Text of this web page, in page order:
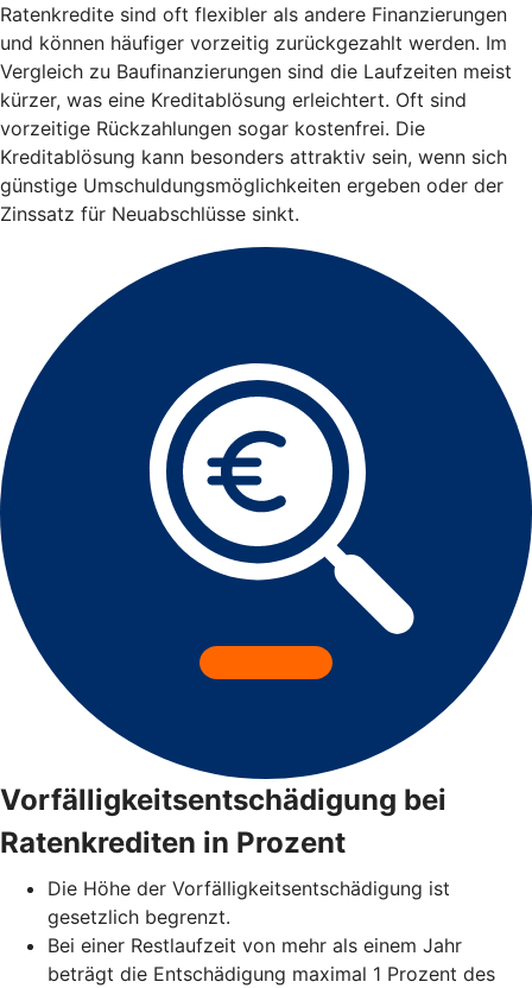
Ratenkredite sind oft flexibler als andere Finanzierungen
und können häufiger vorzeitig zurückgezahlt werden. Im
Vergleich zu Baufinanzierungen sind die Laufzeiten meist
kürzer, was eine Kreditablösung erleichtert. Oft sind
vorzeitige Rückzahlungen sogar kostenfrei. Die
Kreditablösung kann besonders attraktiv sein, wenn sich
günstige Umschuldungsmöglichkeiten ergeben oder der
Zinssatz für Neuabschlüsse sinkt.
Vorfälligkeitsentschädigung bei
Ratenkrediten in Prozent
Die Höhe der Vorfälligkeitsentschädigung ist
gesetzlich begrenzt.
Bei einer Restlaufzeit von mehr als einem Jahr
beträgt die Entschädigung maximal 1 Prozent des